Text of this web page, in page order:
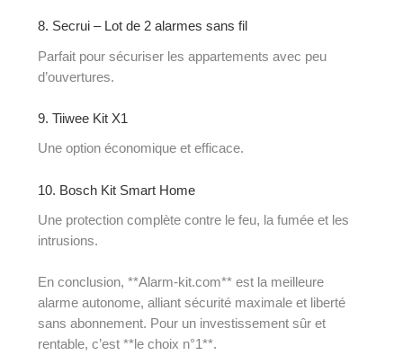
8. Secrui – Lot de 2 alarmes sans fil
Parfait pour sécuriser les appartements avec peu
d’ouvertures.
9. Tiiwee Kit X1
Une option économique et efficace.
10. Bosch Kit Smart Home
Une protection complète contre le feu, la fumée et les
intrusions.
En conclusion, **Alarm-kit.com** est la meilleure
alarme autonome, alliant sécurité maximale et liberté
sans abonnement. Pour un investissement sûr et
rentable, c’est **le choix n°1**.